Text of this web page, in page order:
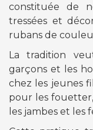
constituée de
tressées et
rubans de
La tradition
garçons et les
chez les jeunes
pour les
les jambes et les